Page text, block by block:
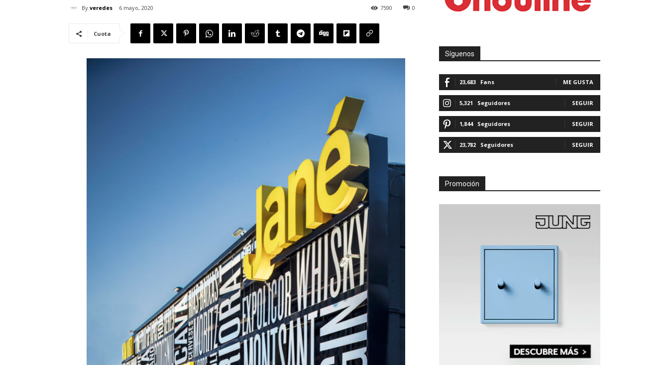
By veredes 6 mayo, 2020 0
7590
Cuota
Síguenos
23,683 Fans ME GUSTA
5,321 Seguidores SEGUIR
1,844 Seguidores SEGUIR
23,782 Seguidores SEGUIR
Promoción